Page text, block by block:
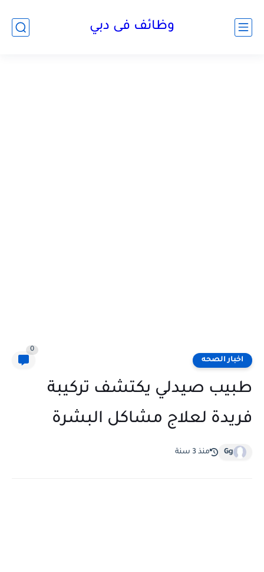
وظائف فى دبي
اخبار الصحه
0
طبيب صيدلي يكتشف تركيبة
فريدة لعلاج مشاكل البشرة
Gg منذ 3 سنة